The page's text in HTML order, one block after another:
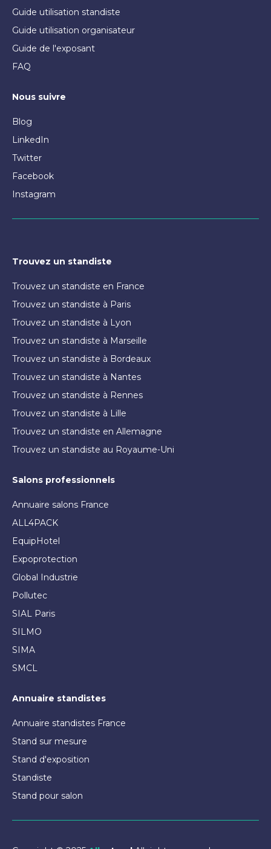
Guide utilisation standiste
Guide utilisation organisateur
Guide de l'exposant
FAQ
Nous suivre
Blog
LinkedIn
Twitter
Facebook
Instagram
Trouvez un standiste
Trouvez un standiste en France
Trouvez un standiste à Paris
Trouvez un standiste à Lyon
Trouvez un standiste à Marseille
Trouvez un standiste à Bordeaux
Trouvez un standiste à Nantes
Trouvez un standiste à Rennes
Trouvez un standiste à Lille
Trouvez un standiste en Allemagne
Trouvez un standiste au Royaume-Uni
Salons professionnels
Annuaire salons France
ALL4PACK
EquipHotel
Expoprotection
Global Industrie
Pollutec
SIAL Paris
SILMO
SIMA
SMCL
Annuaire standistes
Annuaire standistes France
Stand sur mesure
Stand d'exposition
Standiste
Stand pour salon